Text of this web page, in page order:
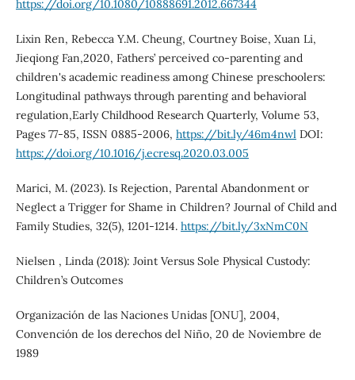
https://doi.org/10.1080/10888691.2012.667344
Lixin Ren, Rebecca Y.M. Cheung, Courtney Boise, Xuan Li,
Jieqiong Fan,2020, Fathers’ perceived co-parenting and
children's academic readiness among Chinese preschoolers:
Longitudinal pathways through parenting and behavioral
regulation,Early Childhood Research Quarterly, Volume 53,
Pages 77-85, ISSN 0885-2006, https://bit.ly/46m4nwlDOI:
https://doi.org/10.1016/j.ecresq.2020.03.005
Marici, M. (2023). Is Rejection, Parental Abandonment or
Neglect a Trigger for Shame in Children? Journal of Child and
Family Studies, 32(5), 1201-1214. https://bit.ly/3xNmC0N
Nielsen , Linda (2018): Joint Versus Sole Physical Custody:
Children’s Outcomes
Organización de las Naciones Unidas [ONU], 2004,
Convención de los derechos del Niño, 20 de Noviembre de
1989